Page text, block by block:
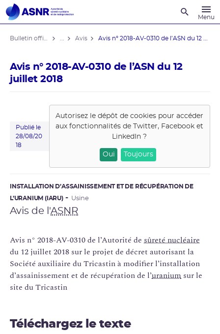
Menu
Avis Avis n° 2018-AV-0310 de l’ASN du 12 ...
Avis n° 2018-AV-0310 de l’ASN du 12
juillet 2018
Publié le
28/08/20
18
Autorisez le dépôt de cookies pour accéder
aux fonctionnalités deTwitter, Facebook et
LinkedIn ?
Oui Toujours
INSTALLATION D’ASSAINISSEMENT ET DE RÉCUPÉRATION DE
L’URANIUM (IARU)
Usine
Avis de l'ASNR
Avis n° 2018-AV-0310 de l’Autorité de sûreté nucléaire
du 12 juillet 2018 sur le projet de décret autorisant la
Société auxiliaire du Tricastin à modifier l’installation
d’assainissement et de récupération de l’uranium sur le
site du Tricastin
Téléchargez le texte